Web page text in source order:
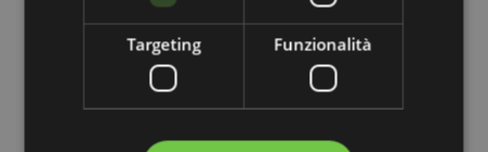
risultati in modo equilibrato e a sentirti più
energica, motivata e in armonia con il tuo
CHIAMA PER PRENOTARE UNA
Targeting Funzionalità